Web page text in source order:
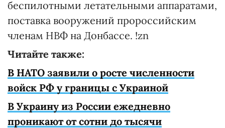
беспилотными летательными аппаратами,
поставка вооружений пророссийским
членам НВФ на Донбассе. !zn
Читайте также:
В НАТО заявили о росте численности
войск РФ у границы с Украиной
В Украину из России ежедневно
проникают от сотни до тысячи